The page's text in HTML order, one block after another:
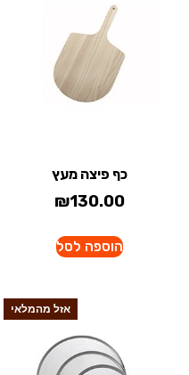
כף פיצה מעץ
₪130.00
הוספה לסל
אזל מהמלאי